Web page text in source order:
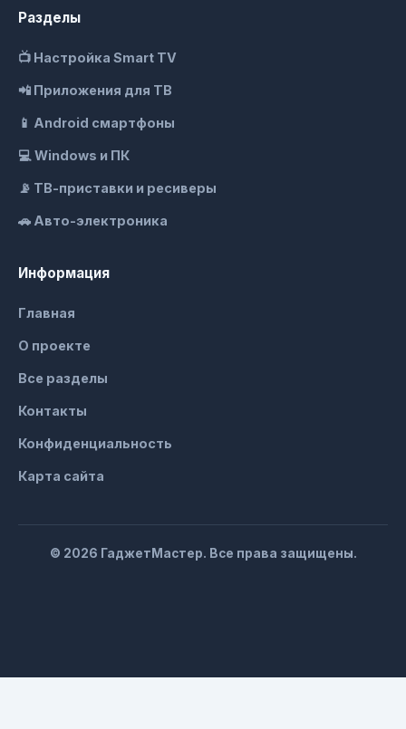
Разделы
📺 Настройка Smart TV
📲 Приложения для ТВ
📱 Android смартфоны
💻 Windows и ПК
📡 ТВ-приставки и ресиверы
🚗 Авто-электроника
Информация
Главная
О проекте
Все разделы
Контакты
Конфиденциальность
Карта сайта
© 2026 ГаджетМастер. Все права защищены.